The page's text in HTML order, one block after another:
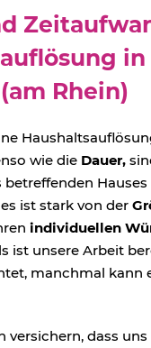
in
Rhein)
wie die Dauer,
Hauses
ist stark von der
individuellen
ist unsere Arbeit
manchmal kann
versichern, dass uns